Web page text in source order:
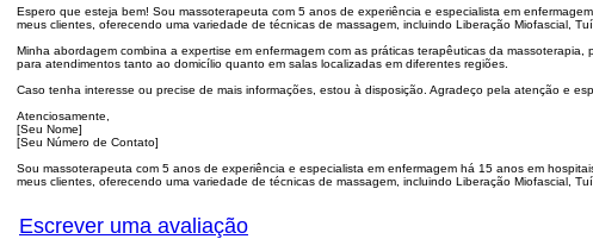
Espero que esteja bem! Sou massoterapeuta com 5 anos de experiência e especialista em
meus clientes, oferecendo uma variedade de técnicas de massagem, incluindo Liberação Miofascial,
Minha abordagem combina a expertise em enfermagem com as práticas terapêuticas da
para atendimentos tanto ao domicílio quanto em salas localizadas em diferentes regiões.
Caso tenha interesse ou precise de mais informações, estou à disposição. Agradeço pela atenção e
Atenciosamente,
[Seu Nome]
[Seu Número de Contato]
Sou massoterapeuta com 5 anos de experiência e especialista em enfermagem há 15 anos em
meus clientes, oferecendo uma variedade de técnicas de massagem, incluindo Liberação Miofascial,
Escrever uma avaliação